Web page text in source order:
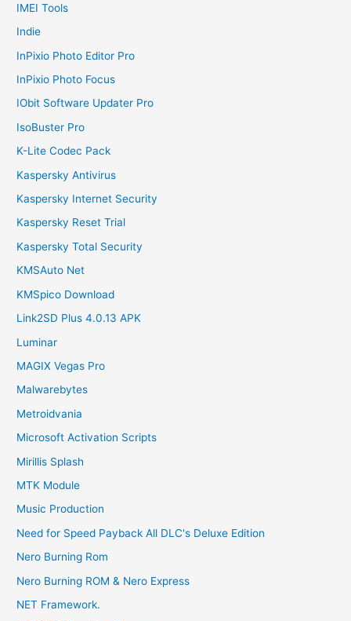
IMEI Tools
Indie
InPixio Photo Editor Pro
InPixio Photo Focus
IObit Software Updater Pro
IsoBuster Pro
K-Lite Codec Pack
Kaspersky Antivirus
Kaspersky Internet Security
Kaspersky Reset Trial
Kaspersky Total Security
KMSAuto Net
KMSpico Download
Link2SD Plus 4.0.13 APK
Luminar
MAGIX Vegas Pro
Malwarebytes
Metroidvania
Microsoft Activation Scripts
Mirillis Splash
MTK Module
Music Production
Need for Speed Payback All DLC's Deluxe Edition
Nero Burning Rom
Nero Burning ROM & Nero Express
NET Framework.